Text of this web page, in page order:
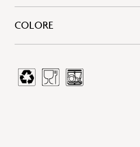
COLORE